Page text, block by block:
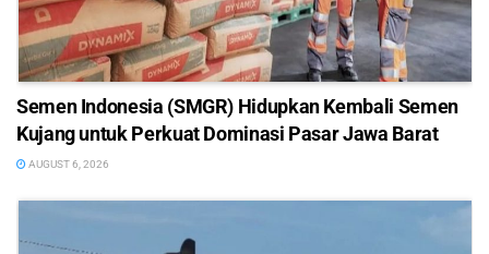
Semen Indonesia (SMGR) Hidupkan Kembali Semen
Kujang untuk Perkuat Dominasi Pasar Jawa Barat
AUGUST 6, 2026